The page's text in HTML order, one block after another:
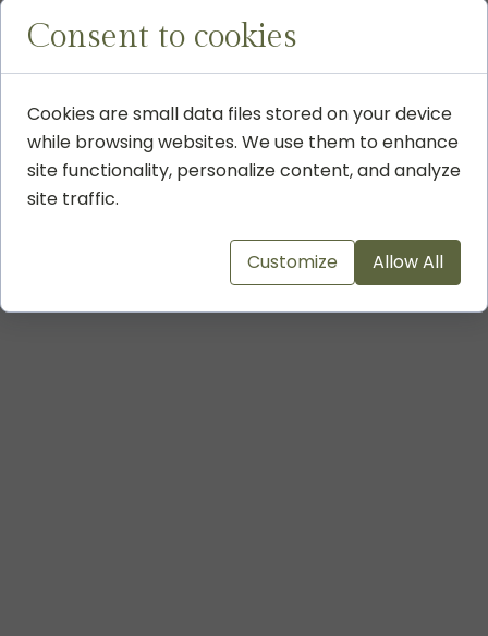
Consent to cookies
Cookies are small data files stored on your device
while browsing websites. We use them to enhance
site functionality, personalize content, and analyze
site traffic.
Customize Allow All